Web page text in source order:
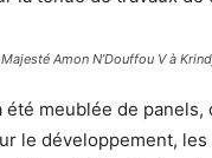
Amon N’Douffou V à
été meublée de
le développement,